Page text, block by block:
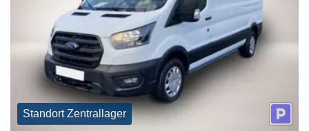
Standort Zentrallager